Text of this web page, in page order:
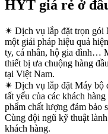
HYT giá rẻ ở
✴ Dịch vụ lắp đặt trọn
một giải pháp hiệu quả
ty, cá nhân, hộ gia đình…
thiết bị ưa chuộng hàng
tại Việt Nam.
✴ Dịch vụ lắp đặt Máy
tất yếu của các khách
phẩm chất lượng đảm bảo
Cùng đội ngũ kỹ thuật
khách hàng.